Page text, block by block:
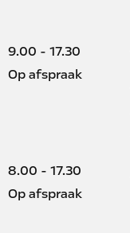
9.00 - 17.30
Op afspraak
8.00 - 17.30
Op afspraak